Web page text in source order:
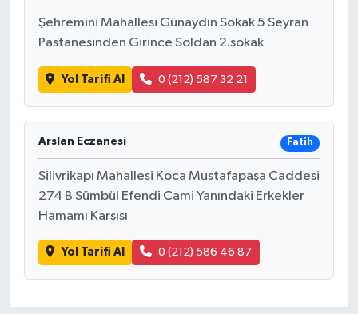
Şehremini Mahallesi Günaydın Sokak 5 Seyran
Pastanesinden Girince Soldan 2.sokak
Yol Tarifi Al 0 (212) 587 32 21
Arslan Eczanesi Fatih
Silivrikapı Mahallesi Koca Mustafapaşa Caddesi
274 B Sümbül Efendi Cami Yanındaki Erkekler
Hamamı Karşısı
Yol Tarifi Al 0 (212) 586 46 87